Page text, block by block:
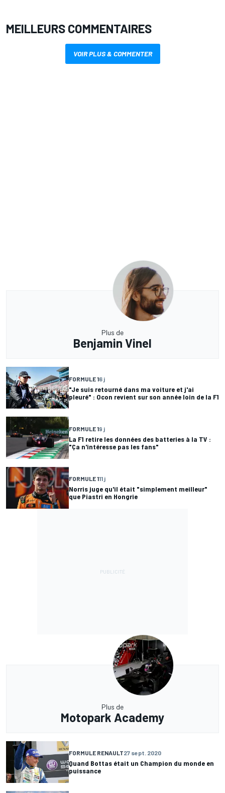
MEILLEURS COMMENTAIRES
VOIR PLUS & COMMENTER
Plus de
Benjamin Vinel
FORMULE 16 j
"Je suis retourné dans ma voiture et j'ai
pleuré" : Ocon revient sur son année loin de la F1
FORMULE 19 j
La F1 retire les données des batteries à la TV :
"Ça n'intéresse pas les fans"
FORMULE 111 j
Norris juge qu'il était "simplement meilleur"
que Piastri en Hongrie
Plus de
Motopark Academy
FORMULE RENAULT27 sept. 2020
Quand Bottas était un Champion du monde en
puissance